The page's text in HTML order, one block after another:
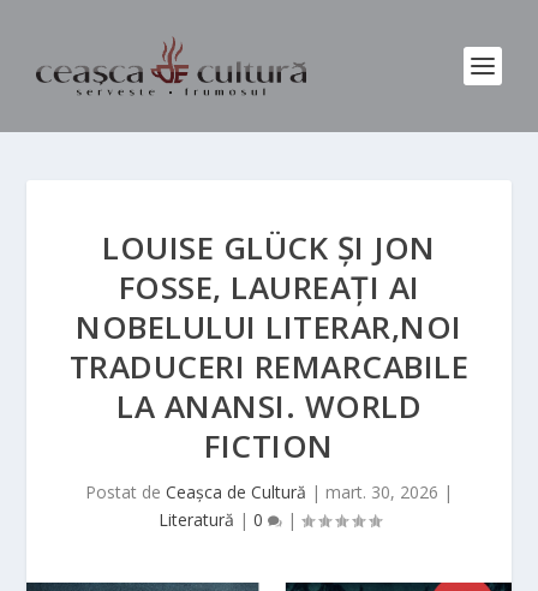
LOUISE GLÜCK ȘI JON
FOSSE, LAUREAȚI AI
NOBELULUI LITERAR,NOI
TRADUCERI REMARCABILE
LA ANANSI. WORLD
FICTION
Postat de Ceașca de Cultură | mart. 30, 2026 |
Literatură | 0 |